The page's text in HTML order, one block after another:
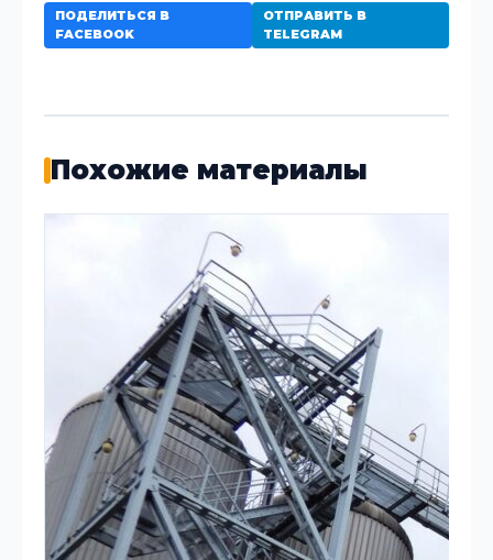
ПОДЕЛИТЬСЯ В
FACEBOOK
ОТПРАВИТЬ В
TELEGRAM
Похожие материалы